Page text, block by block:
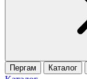
Пергам Каталог